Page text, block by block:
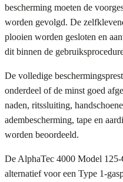
bescherming moeten de
worden gevolgd. De
plooien worden gesloten en
dit binnen de
De volledige
onderdeel of de minst goed
naden, ritssluiting,
adembescherming, tape en
worden beoordeeld.
De AlphaTec 4000 Model
alternatief voor een Type 1-